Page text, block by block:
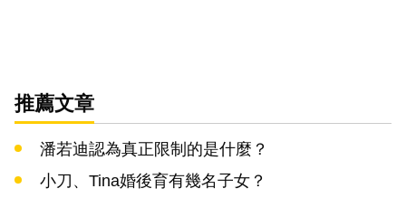
推薦文章
潘若迪認為真正限制的是什麼？
小刀、Tina婚後育有幾名子女？